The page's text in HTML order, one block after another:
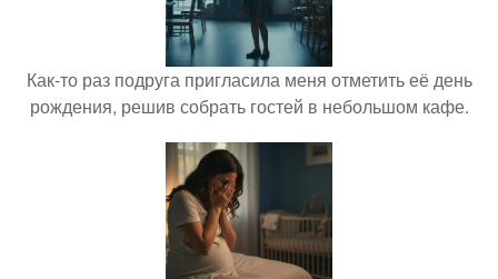
Как-то раз подруга пригласила меня отметить её день
рождения, решив собрать гостей в небольшом кафе.